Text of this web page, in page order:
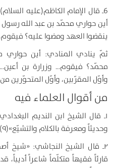
6ـ قال الإمام الكاظم(عليه
أين حواري محمّد بن عبد الله رسول
ينقضوا العهد ومضوا عليه؟
ثمّ ينادي المنادي: أين
محمّد؟ فيقوم… وزرارة بن أعين…
وأوّل المقرّبين، وأوّل المتحوّرين من
من أقوال العلماء فيه
۱ـ قال الشيخ ابن النديم
وحديثاً ومعرفة بالكلام والتشيّع»(۹).
۲ـ قال الشيخ النجاشي: «شيخ
قارئاً فقيهاً متكلّماً شاعراً